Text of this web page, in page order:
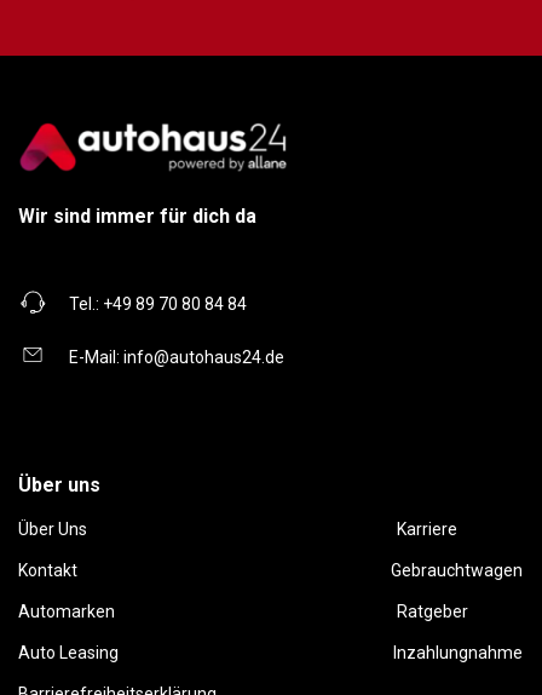
Wir sind immer für dich da
Tel.: +49 89 70 80 84 84
E-Mail: info@autohaus24.de
Über uns
Über Uns Karriere
Kontakt Gebrauchtwagen
Automarken Ratgeber
Auto Leasing Inzahlungnahme